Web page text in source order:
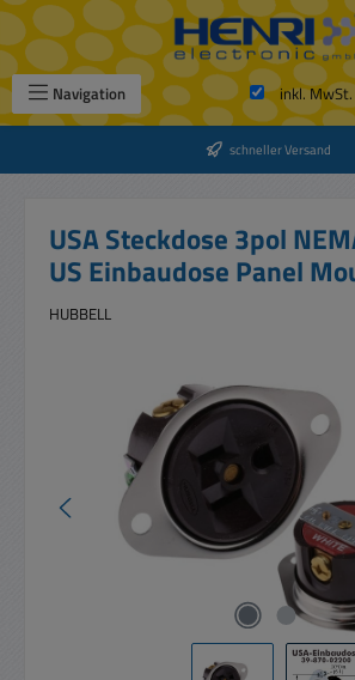
Zum Hauptinhalt springen
Navigation inkl. MwSt.
schneller Versand
USA Steckdose 3pol
US Einbaudose Panel
HUBBELL
Bildergalerie überspringen